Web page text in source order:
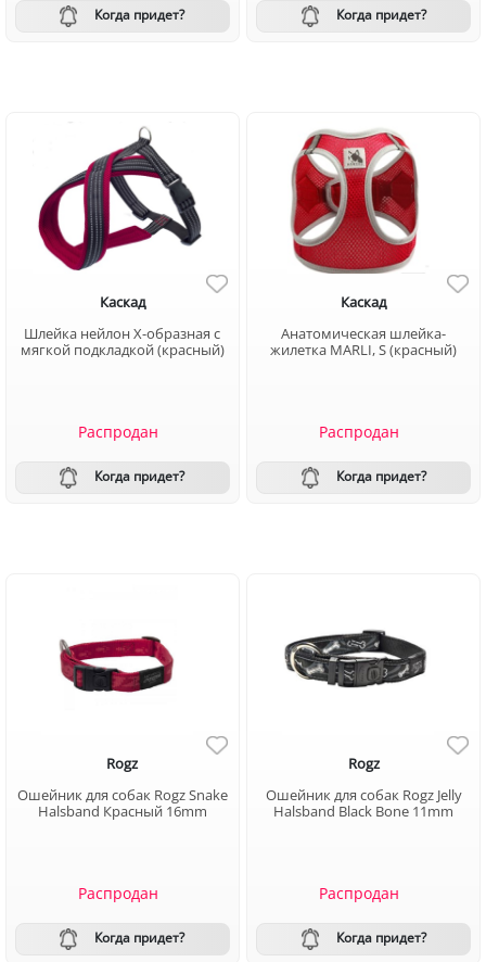
Когда придет? Когда придет?
Каскад
Шлейка нейлон Х-образная с
мягкой подкладкой (красный)
Распродан
Когда придет?
Каскад
Анатомическая шлейка-
жилетка MARLI, S (красный)
Распродан
Когда придет?
Rogz
Ошейник для собак Rogz Snake
Halsband Красный 16mm
Распродан
Когда придет?
Rogz
Ошейник для собак Rogz Jelly
Halsband Black Bone 11mm
Распродан
Когда придет?